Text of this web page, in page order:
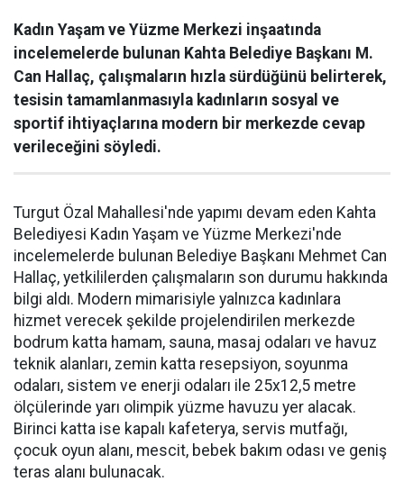
Kadın Yaşam ve Yüzme Merkezi inşaatında
incelemelerde bulunan Kahta Belediye Başkanı M.
Can Hallaç, çalışmaların hızla sürdüğünü belirterek,
tesisin tamamlanmasıyla kadınların sosyal ve
sportif ihtiyaçlarına modern bir merkezde cevap
verileceğini söyledi.
Turgut Özal Mahallesi'nde yapımı devam eden Kahta
Belediyesi Kadın Yaşam ve Yüzme Merkezi'nde
incelemelerde bulunan Belediye Başkanı Mehmet Can
Hallaç, yetkililerden çalışmaların son durumu hakkında
bilgi aldı. Modern mimarisiyle yalnızca kadınlara
hizmet verecek şekilde projelendirilen merkezde
bodrum katta hamam, sauna, masaj odaları ve havuz
teknik alanları, zemin katta resepsiyon, soyunma
odaları, sistem ve enerji odaları ile 25x12,5 metre
ölçülerinde yarı olimpik yüzme havuzu yer alacak.
Birinci katta ise kapalı kafeterya, servis mutfağı,
çocuk oyun alanı, mescit, bebek bakım odası ve geniş
teras alanı bulunacak.